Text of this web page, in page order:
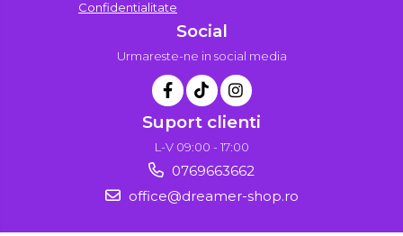
Confidentialitate
Social
Urmareste-ne in social media
Suport clienti
L-V 09:00 - 17:00
0769663662
office@dreamer-shop.ro